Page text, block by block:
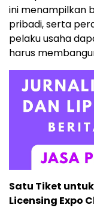
ini menampilkan
pribadi, serta
pelaku usaha
harus
Satu Tiket
Licensing Expo